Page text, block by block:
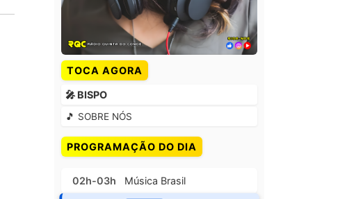
TOCA AGORA
🎤 BISPO
🎵 SOBRE NÓS
PROGRAMAÇÃO DO DIA
02h-03h Música Brasil